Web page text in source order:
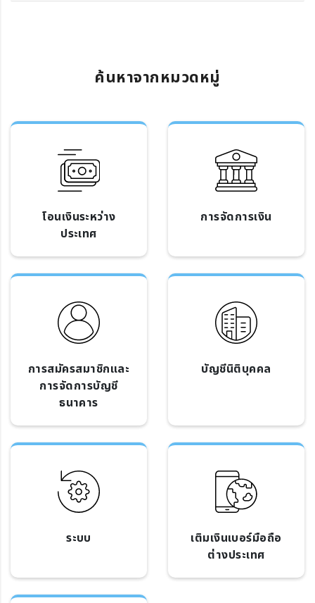
ค้นหาจากหมวดหมู่
โอนเงินระหว่าง
ประเทศ
การจัดการเงิน
การสมัครสมาชิกและ
การจัดการบัญชี
ธนาคาร
บัญชีนิติบุคคล
ระบบ
เติมเงินเบอร์มือถือ
ต่างประเทศ